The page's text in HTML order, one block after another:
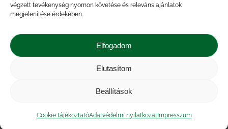
végzett tevékenység nyomon követése és releváns ajánlatok
megjelenítése érdekében.
Elfogadom
Elutasítom
Beállítások
Cookie tájékoztatóAdatvédelmi nyilatkozatImpresszum
növények
Közérdekű adatok
| Adatvédelmi nyilatkozat
|